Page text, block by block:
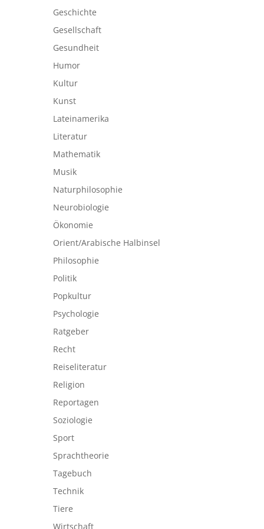
Geschichte
Gesellschaft
Gesundheit
Humor
Kultur
Kunst
Lateinamerika
Literatur
Mathematik
Musik
Naturphilosophie
Neurobiologie
Ökonomie
Orient/Arabische Halbinsel
Philosophie
Politik
Popkultur
Psychologie
Ratgeber
Recht
Reiseliteratur
Religion
Reportagen
Soziologie
Sport
Sprachtheorie
Tagebuch
Technik
Tiere
Wirtschaft